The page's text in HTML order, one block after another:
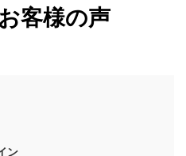
客様の声
ン